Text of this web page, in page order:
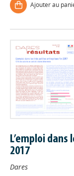
Ajouter au
L’emploi
2017
Dares